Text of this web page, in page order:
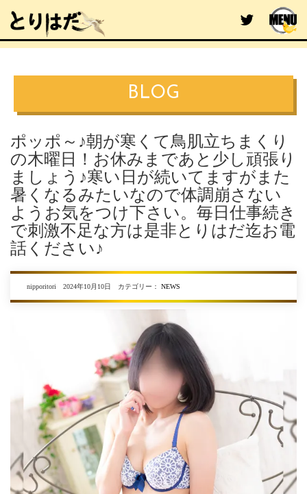
BLOG
ポッポ～♪朝が寒くて鳥肌立ちまくり
の木曜日！お休みまであと少し頑張り
ましょう♪寒い日が続いてますがまた
暑くなるみたいなので体調崩さない
ようお気をつけ下さい。毎日仕事続き
で刺激不足な方は是非とりはだ迄お電
話ください♪
nipporitori 2024年10月10日 カテゴリー： NEWS